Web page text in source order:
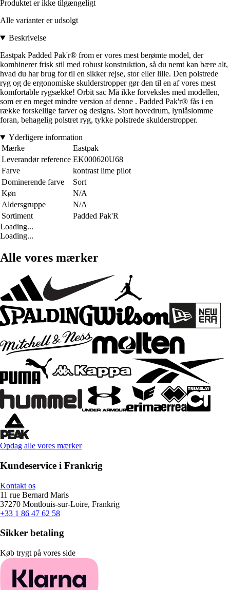
Produktet er ikke tilgængeligt
Alle varianter er udsolgt
Beskrivelse
Eastpak Padded Pak'r® from er vores mest berømte model, der
kombinerer frisk stil med robust konstruktion, så du nemt kan bære alt,
hvad du har brug for til en sikker rejse, stor eller lille. Den polstrede
ryg og de ergonomiske skulderstropper gør den til en af vores mest
komfortable rygsække! Orbit sac Må ikke forveksles med modellen,
som er en meget mindre version af denne . Padded Pak'r® fås i en
række forskellige farver og designs. Stort hovedrum, lynlåslomme
foran, behagelig polstret ryg, tykke polstrede skulderstropper.
Yderligere information
Mærke
Eastpak
Leverandør reference EK000620U68
Farve
kontrast lime pilot
Dominerende farve
Sort
Køn
N/A
Aldersgruppe
N/A
Sortiment
Padded Pak'R
Loading...
Loading...
Alle vores mærker
Opdag alle vores mærker
Kundeservice i Frankrig
Kontakt os
11 rue Bernard Maris
37270 Montlouis-sur-Loire, Frankrig
+33 1 86 47 62 58
Sikker betaling
Køb trygt på vores side